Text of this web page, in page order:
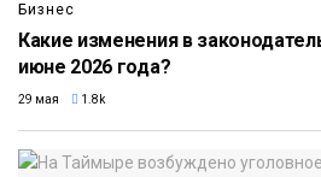
Бизнес
Какие изменения в
июне 2026 года?
29 мая 1.8k